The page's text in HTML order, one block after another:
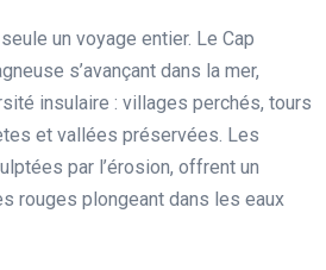
un voyage entier. Le Cap
s’avançant dans la mer,
insulaire : villages perchés, tours
et vallées préservées. Les
par l’érosion, offrent un
rouges plongeant dans les eaux